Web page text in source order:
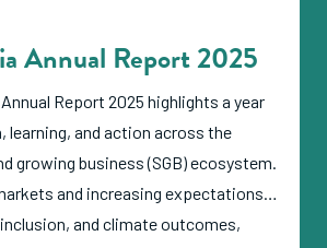
Annual Report 2025
Report 2025 highlights a year
learning, and action across the
growing business (SGB) ecosystem.
and increasing expectations
and climate outcomes,